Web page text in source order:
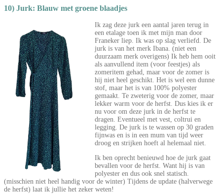
10) Jurk: Blauw met groene blaadjes
Ik zag deze jurk een aantal jaren terug in
een etalage toen ik met mijn man door
Franeker liep. Ik was op slag verliefd. De
jurk is van het merk Ibana. (niet een
duurzaam merk overigens) Ik heb hem ooit
als aanvullend item (voor feestjes) als
zomeritem gehad, maar voor de zomer is
hij niet heel geschikt. Het is wel een dunne
stof, maar het is van 100% polyester
gemaakt. Te zweterig voor de zomer, maar
lekker warm voor de herfst. Dus kies ik er
nu voor om deze jurk in de herfst te
dragen. Eventueel met vest, coltrui en
legging. De jurk is te wassen op 30 graden
fijnwas en is in een mum van tijd weer
droog en strijken hoeft al helemaal niet.
Ik ben oprecht benieuwd hoe de jurk gaat
bevallen voor de herfst. Want hij is van
polyester en dus ook snel statisch.
(misschien niet heel handig voor de winter) Tijdens de update (halverwege
de herfst) laat ik jullie het zeker weten!